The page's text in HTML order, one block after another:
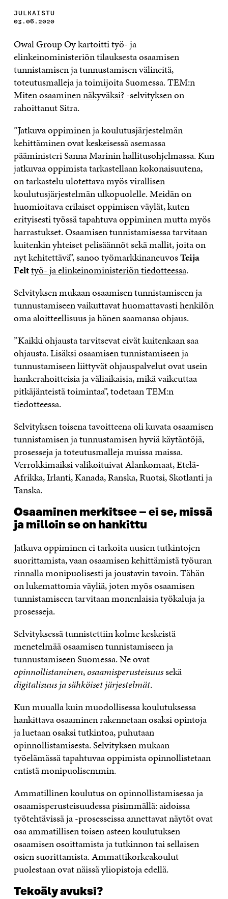
JULKAISTU
03.06.2020
Owal Group Oy kartoitti työ- ja
elinkeinoministeriön tilauksesta osaamisen
tunnistamisen ja tunnustamisen välineitä,
toteutusmalleja ja toimijoita Suomessa. TEM:n
Miten osaaminen näkyväksi?-selvityksen on
rahoittanut Sitra.
”Jatkuva oppiminen ja koulutusjärjestelmän
kehittäminen ovat keskeisessä asemassa
pääministeri Sanna Marinin hallitusohjelmassa. Kun
jatkuvaa oppimista tarkastellaan kokonaisuutena,
on tarkastelu ulotettava myös virallisen
koulutusjärjestelmän ulkopuolelle. Meidän on
huomioitava erilaiset oppimisen väylät, kuten
erityisesti työssä tapahtuva oppiminen mutta myös
harrastukset. Osaamisen tunnistamisessa tarvitaan
kuitenkin yhteiset pelisäännöt sekä mallit, joita on
nyt kehitettävä”, sanoo työmarkkinaneuvosTeija
Felttyö- ja elinkeinoministeriön tiedotteessa.
Selvityksen mukaan osaamisen tunnistamiseen ja
tunnustamiseen vaikuttavat huomattavasti henkilön
oma aloitteellisuus ja hänen saamansa ohjaus.
”Kaikki ohjausta tarvitsevat eivät kuitenkaan saa
ohjausta. Lisäksi osaamisen tunnistamiseen ja
tunnustamiseen liittyvät ohjauspalvelut ovat usein
hankerahoitteisia ja väliaikaisia, mikä vaikeuttaa
pitkäjänteistä toimintaa”, todetaan TEM:n
tiedotteessa.
Selvityksen toisena tavoitteena oli kuvata osaamisen
tunnistamisen ja tunnustamisen hyviä käytäntöjä,
prosesseja ja toteutusmalleja muissa maissa.
Verrokkimaiksi valikoituivat Alankomaat, Etelä-
Afrikka, Irlanti, Kanada, Ranska, Ruotsi, Skotlanti ja
Tanska.
Osaaminen merkitsee – ei se, missä
ja milloin se on hankittu
Jatkuva oppiminen ei tarkoita uusien tutkintojen
suorittamista, vaan osaamisen kehittämistä työuran
rinnalla monipuolisesti ja joustavin tavoin. Tähän
on lukemattomia väyliä, joten myös osaamisen
tunnistamiseen tarvitaan monenlaisia työkaluja ja
prosesseja.
Selvityksessä tunnistettiin kolme keskeistä
menetelmää osaamisen tunnistamiseen ja
tunnustamiseen Suomessa. Ne ovat
opinnollistaminen,osaamisperusteisuussekä
digitalisuus ja sähköiset järjestelmät.
Kun muualla kuin muodollisessa koulutuksessa
hankittava osaaminen rakennetaan osaksi opintoja
ja luetaan osaksi tutkintoa, puhutaan
opinnollistamisesta. Selvityksen mukaan
työelämässä tapahtuvaa oppimista opinnollistetaan
entistä monipuolisemmin.
Ammatillinen koulutus on opinnollistamisessa ja
osaamisperusteisuudessa pisimmällä: aidoissa
työtehtävissä ja -prosesseissa annettavat näytöt ovat
osa ammatillisen toisen asteen koulutuksen
osaamisen osoittamista ja tutkinnon tai sellaisen
osien suorittamista. Ammattikorkeakoulut
puolestaan ovat näissä yliopistoja edellä.
Tekoäly avuksi?